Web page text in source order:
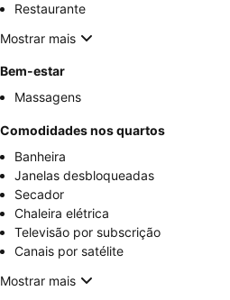
Restaurante
Mostrar mais
Bem-estar
Massagens
Comodidades nos quartos
Banheira
Janelas desbloqueadas
Secador
Chaleira elétrica
Televisão por subscrição
Canais por satélite
Mostrar mais